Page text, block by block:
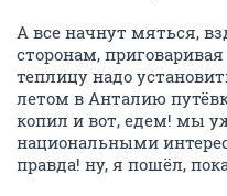
А все начнут мяться,
сторонам,
теплицу надо
летом в Анталию
копил и вот, едем! мы
национальными
правда! ну, я пошёл,